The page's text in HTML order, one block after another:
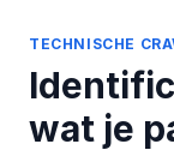
TECHNISCHE
wat je